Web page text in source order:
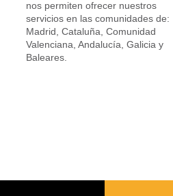
nos permiten ofrecer nuestros
servicios en las comunidades de:
Madrid, Cataluña, Comunidad
Valenciana, Andalucía, Galicia y
Baleares.